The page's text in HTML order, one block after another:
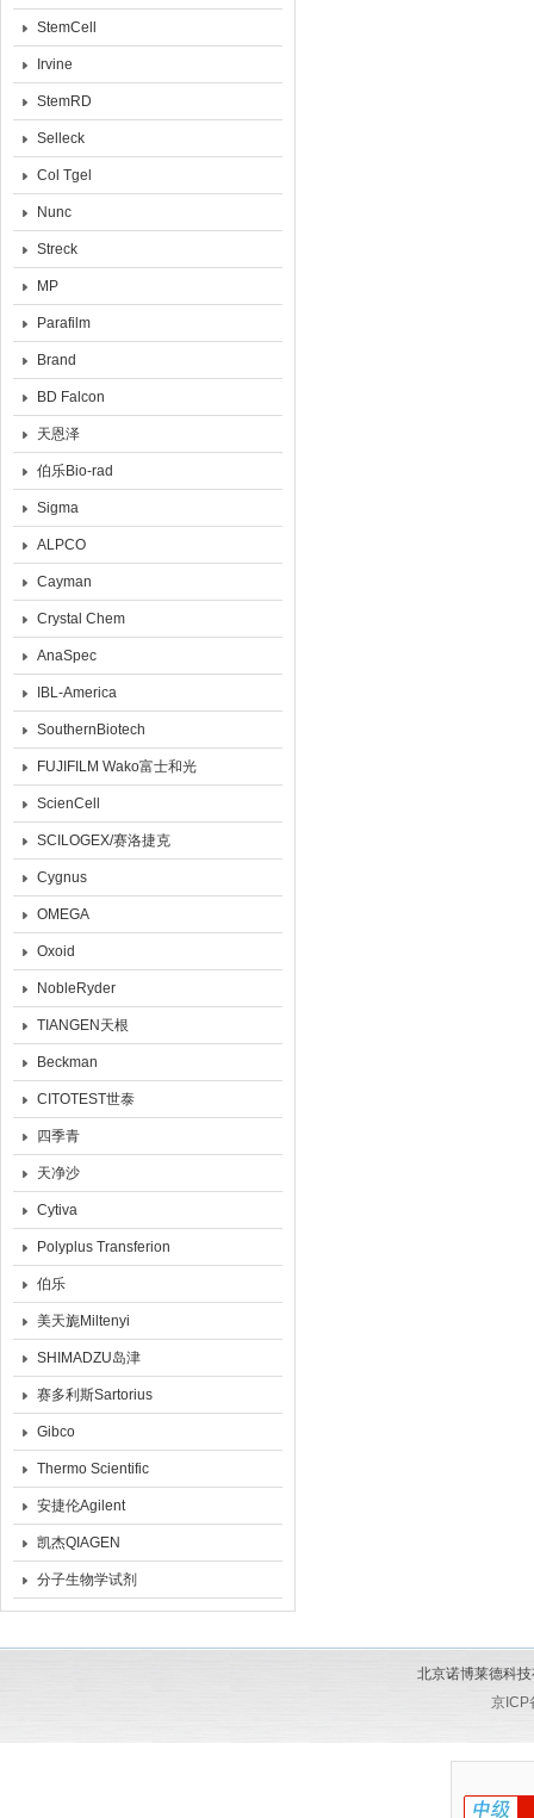
StemCell
Irvine
StemRD
Selleck
Col Tgel
Nunc
Streck
MP
Parafilm
Brand
BD Falcon
天恩泽
伯乐Bio-rad
Sigma
ALPCO
Cayman
Crystal Chem
AnaSpec
IBL-America
SouthernBiotech
FUJIFILM Wako富士和光
ScienCell
SCILOGEX/赛洛捷克
Cygnus
OMEGA
Oxoid
NobleRyder
TIANGEN天根
Beckman
CITOTEST世泰
四季青
天净沙
Cytiva
Polyplus Transferion
伯乐
美天旎Miltenyi
SHIMADZU岛津
赛多利斯Sartorius
Gibco
Thermo Scientific
安捷伦Agilent
凯杰QIAGEN
分子生物学试剂
北京诺博莱德科
京ICP